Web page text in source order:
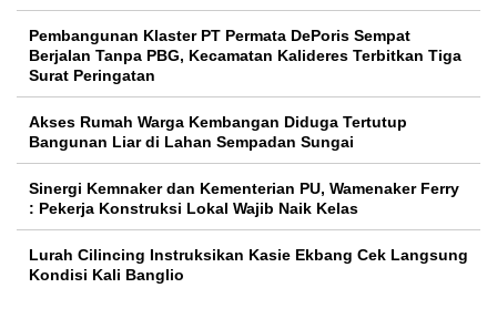
Pembangunan Klaster PT Permata DePoris Sempat
Berjalan Tanpa PBG, Kecamatan Kalideres Terbitkan Tiga
Surat Peringatan
Akses Rumah Warga Kembangan Diduga Tertutup
Bangunan Liar di Lahan Sempadan Sungai
Sinergi Kemnaker dan Kementerian PU, Wamenaker Ferry
: Pekerja Konstruksi Lokal Wajib Naik Kelas
Lurah Cilincing Instruksikan Kasie Ekbang Cek Langsung
Kondisi Kali Banglio